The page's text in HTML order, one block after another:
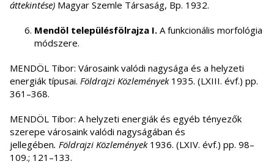
áttekintése) Magyar Szemle Társaság, Bp. 1932.
Mendöl településfölrajza I. A funkcionális morfológia
módszere.
MENDÖL Tibor: Városaink valódi nagysága és a helyzeti
energiák típusai. Földrajzi Közlemények1935. (LXIII. évf.) pp.
361–368.
MENDÖL Tibor: A helyzeti energiák és egyéb tényezők
szerepe városaink valódi nagyságában és
jellegében. Földrajzi Közlemények1936. (LXIV. évf.) pp. 98–
109.; 121–133.